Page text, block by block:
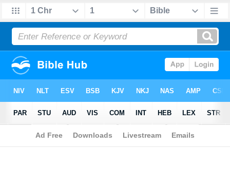
Biblia>Hungarian: Karoli > 1 Chronicles 1